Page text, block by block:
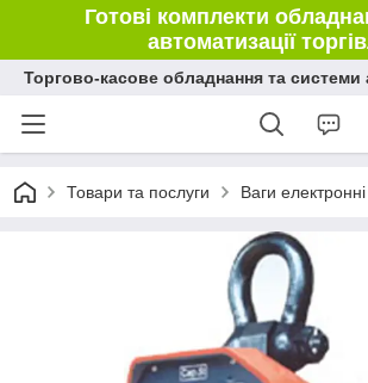
Готові комплекти
автоматизації
Торгово-касове обладнання та системи
Товари та послуги Ваги електронні